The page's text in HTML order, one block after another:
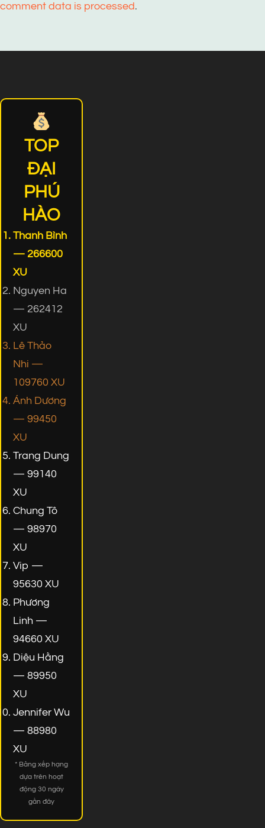
comment data is processed.
TOP
ĐẠI
PHÚ
HÀO
Thanh Bình
— 266600
XU
Nguyen Ha
— 262412
XU
Lê Thảo
Nhi —
109760 XU
Ánh Dương
— 99450
XU
Trang Dung
— 99140
XU
Chung Tô
— 98970
XU
Vip —
95630 XU
Phương
Linh —
94660 XU
Diệu Hằng
— 89950
XU
Jennifer Wu
— 88980
XU
* Bảng xếp hạng
dựa trên hoạt
động 30 ngày
gần đây